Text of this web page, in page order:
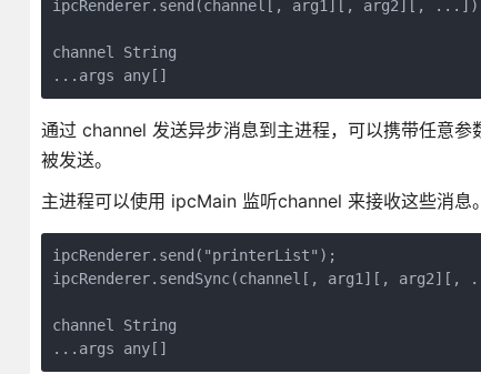
ipcRenderer.send(channel[, arg1][, arg2][, ...])
channel String
...args any[]
通过 channel 发送异步消息到主进程，可以携带任意
被发送。
主进程可以使用 ipcMain 监听channel 来接收这些消息。
ipcRenderer.send("printerList");
ipcRenderer.sendSync(channel[, arg1][, arg2][,
channel String
...args any[]